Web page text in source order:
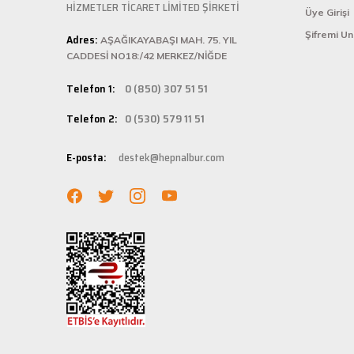
ü... ş... | 22/01/2025
Deneyimini Paylaş
istediğiniz
bilgilere
Hızlı
adresinize
HİZMETLER TİCARET LİMİTED ŞİRKETİ
Adres: AŞAĞIKAYABAŞI MAH. 75. YIL
CADDESİ NO18:/42 MERKEZ/NİĞDE
Telefon 1: 0 (850) 307 51 51
Telefon 2: 0 (530) 579 11 51
E-posta: destek@hepnalbur.com
Üye Girişi
Şifremi